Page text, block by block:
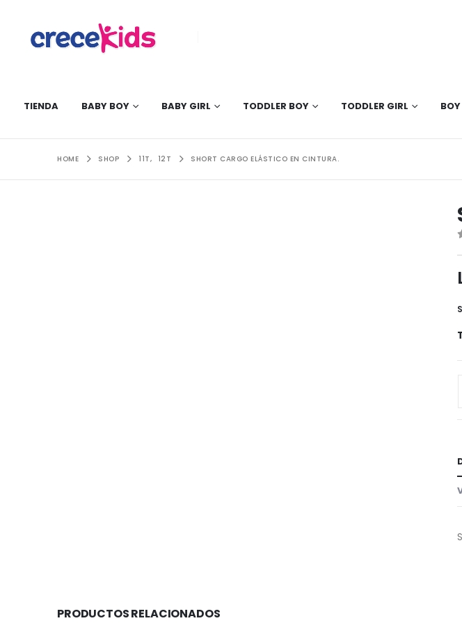
TIENDA BABY BOY BABY GIRL TODDLER BOY TODDLER GIRL BOY
HOME SHOP 11T, 12T SHORT CARGO ELÁSTICO EN CINTURA.
PRODUCTOS RELACIONADOS